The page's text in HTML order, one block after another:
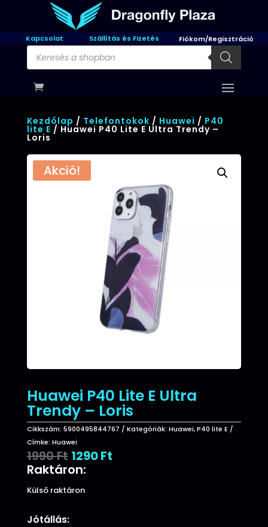
Kapcsolat Szállítás és Fizetés Fiókom/Regisztráció
Products
search
Kezdőlap / Telefontokok / Huawei / P40
lite E / Huawei P40 Lite E Ultra Trendy –
Loris
Akció!
Huawei P40 Lite E Ultra
Trendy – Loris
Cikkszám: 5900495844767 Kategóriák: Huawei,P40 lite E
Címke: Huawei
1990Ft Original
price
was:
1990 Ft.
1290FtCurrent
Raktáron:
Külső raktáron
Jótállás: